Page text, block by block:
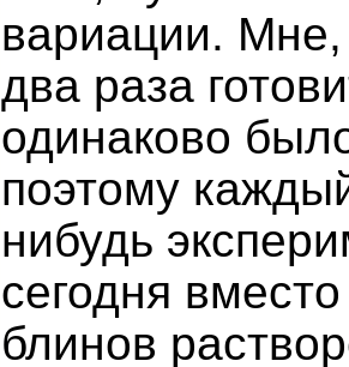
вариации.
два раза
одинаково
поэтому
нибудь
сегодня
блинов